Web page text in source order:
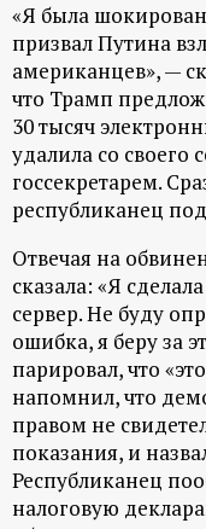
«Я была
призвал Путина
американцев», —
что Трамп
30 тысяч
удалила со своего
госсекретарем.
республиканец
Отвечая на
сказала: «Я
сервер. Не буду
ошибка, я беру за
парировал, что
напомнил, что
правом не
показания, и
Республиканец
налоговую